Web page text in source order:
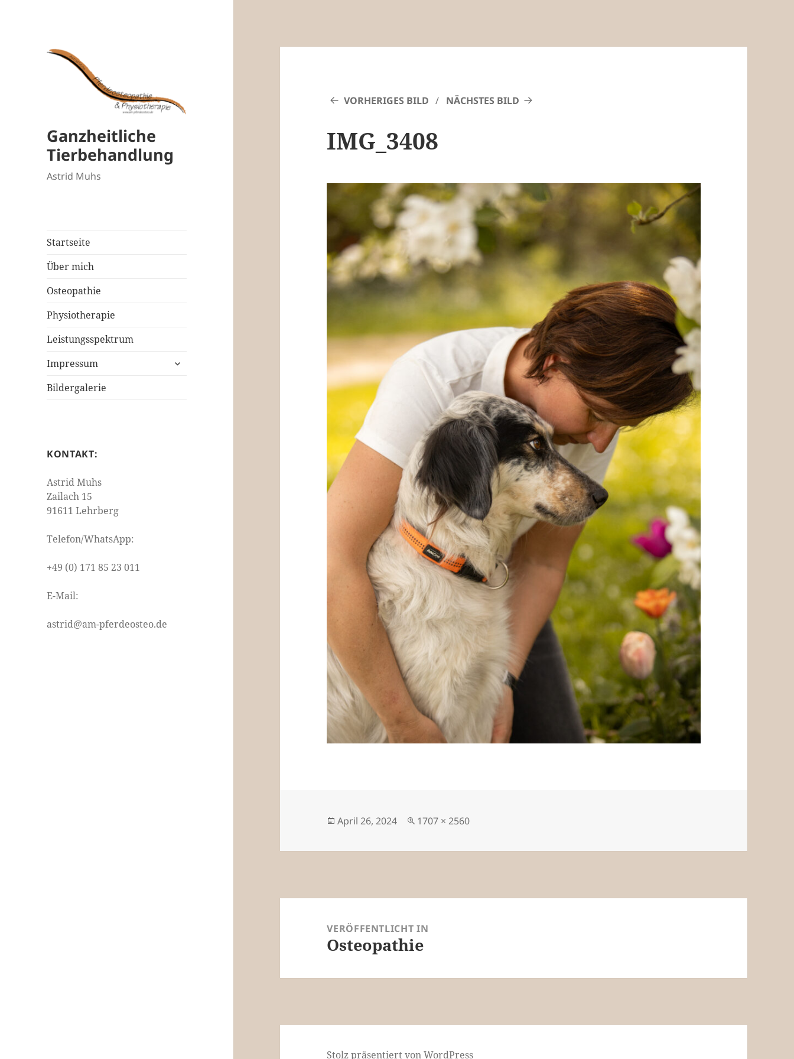
Ganzheitliche
Tierbehandlung
Astrid Muhs
Startseite
Über mich
Osteopathie
Physiotherapie
Leistungsspektrum
Impressum
untermenü
Bildergalerie
KONTAKT:
Astrid Muhs
Zailach 15
91611 Lehrberg
Telefon/WhatsApp:
+49 (0) 171 85 23 011
E-Mail:
astrid@am-pferdeosteo.de
VORHERIGES BILD NÄCHSTES BILD
IMG_3408
Veröffentlicht
April 26, 2024 Originalgröße
1707 × 2560
VERÖFFENTLICHT IN
Osteopathie
Stolz präsentiert von WordPress